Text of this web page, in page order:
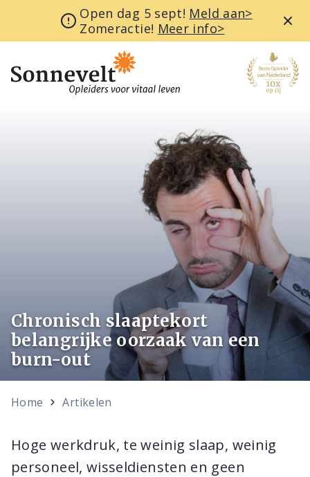
Open dag 5 sept! Meld aan>
Zomeractie! Meer info>
Chronisch slaaptekort
belangrijke oorzaak van een
burn-out
Home Artikelen
Hoge werkdruk, te weinig slaap, weinig
personeel, wisseldiensten en geen